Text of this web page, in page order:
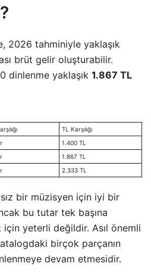
2026 tahminiyle yaklaşık
brüt gelir oluşturabilir.
dinlenme yaklaşık 1.867 TL
TL Karşılığı
1.400 TL
1.867 TL
2.333 TL
bir müzisyen için iyi bir
bu tutar tek başına
yeterli değildir. Asıl önemli
birçok parçanın
devam etmesidir.